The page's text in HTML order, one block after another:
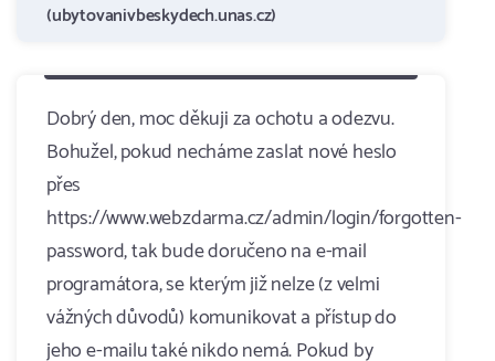
(ubytovanivbeskydech.unas.cz)
Dobrý den, moc děkuji za ochotu a odezvu.
Bohužel, pokud necháme zaslat nové heslo
přes
https://www.webzdarma.cz/admin/login/forgotten-
password, tak bude doručeno na e-mail
programátora, se kterým již nelze (z velmi
vážných důvodů) komunikovat a přístup do
jeho e-mailu také nikdo nemá. Pokud by